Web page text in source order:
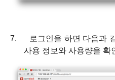
7.
로그인을 하면 다음과
사용 정보와 사용량을 확